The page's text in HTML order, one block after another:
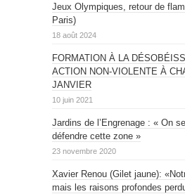
Jeux Olympiques, retour de
Paris)
18 août 2024
FORMATION À LA
ACTION NON-VIOLENTE À
JANVIER
10 juin 2021
Jardins de l’Engrenage : « On
défendre cette zone »
23 novembre 2020
Xavier Renou (Gilet jaune):
mais les raisons profondes